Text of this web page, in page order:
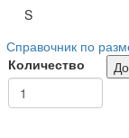
S
Справочник по
Количество